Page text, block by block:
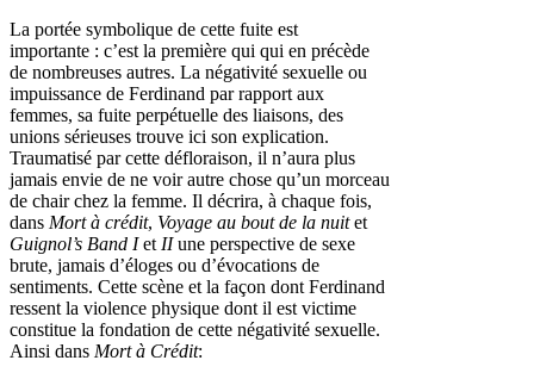
La portée symbolique de cette fuite est
importante : c’est la première qui qui en précède
de nombreuses autres. La négativité sexuelle ou
impuissance de Ferdinand par rapport aux
femmes, sa fuite perpétuelle des liaisons, des
unions sérieuses trouve ici son explication.
Traumatisé par cette défloraison, il n’aura plus
jamais envie de ne voir autre chose qu’un morceau
de chair chez la femme. Il décrira, à chaque fois,
dans Mort à crédit, Voyage au bout de la nuitet
Guignol’s Band Iet IIune perspective de sexe
brute, jamais d’éloges ou d’évocations de
sentiments. Cette scène et la façon dont Ferdinand
ressent la violence physique dont il est victime
constitue la fondation de cette négativité sexuelle.
Ainsi dans Mort à Crédit: